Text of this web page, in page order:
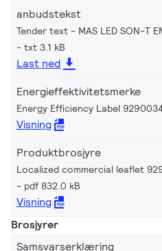
anbudstekst
Tender text - MAS LED SON-T
txt 3.1 kB
Last ned
Energieffektivitetsmerke
Energy Efficiency Label
Visning
Produktbrosjyre
Localized commercial leaflet
pdf 832.0 kB
Visning
Brosjyrer
Samsvarserklæring